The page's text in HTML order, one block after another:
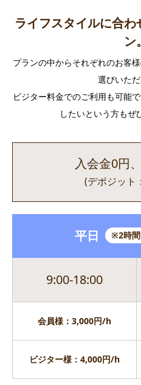
ライフスタイルに合
ン。
プランの中からそれぞれのお客
選びいただ
ビジター料金でのご利用も可能
したいという方もぜ
入会金0円
(デポジット
平日 ※2時
9:00-18:00
会員様：3,000円/h
ビジター様：4,000円/h